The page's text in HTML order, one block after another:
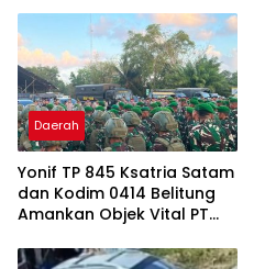
Daerah
Yonif TP 845 Ksatria Satam
dan Kodim 0414 Belitung
Amankan Objek Vital PT
Penambang